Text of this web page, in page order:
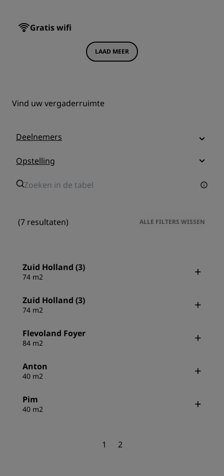
Gratis wifi
LAAD MEER
Vind uw vergaderruimte
Deelnemers
Opstelling
(7 resultaten) ALLE FILTERS WISSEN
Zuid Holland (3)
74 m2
Zuid Holland (3)
74 m2
Flevoland Foyer
84 m2
Anton
40 m2
Pim
40 m2
1 2